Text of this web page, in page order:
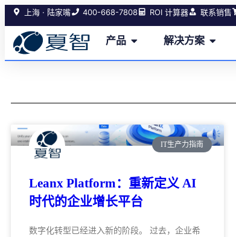
上海 · 陆家嘴 400-668-7808 ROI 计算器 联系销售
产品 解决方案
IT生产力指南
Leanx Platform：重新定义 AI
时代的企业增长平台
数字化转型已经进入新的阶段。 过去，企业希